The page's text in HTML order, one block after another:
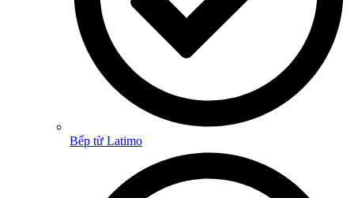
Bếp từ Latimo